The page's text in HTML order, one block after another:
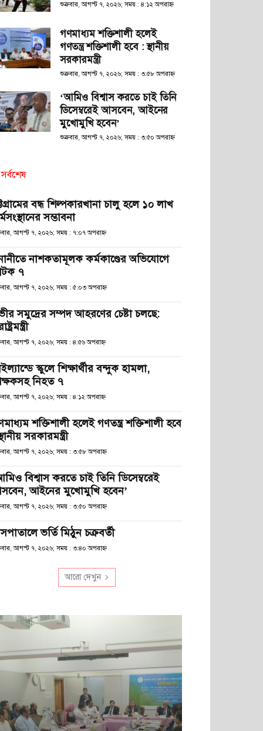
শুক্রবার, আগস্ট ৭, ২০২৬; সময় : ৪:১২ অপরাহ্ণ
গণমাধ্যম শক্তিশালী হলেই
গণতন্ত্র শক্তিশালী হবে : স্থানীয়
সরকারমন্ত্রী
শুক্রবার, আগস্ট ৭, ২০২৬; সময় : ৩:৫৮ অপরাহ্ণ
‘আমিও বিশ্বাস করতে চাই তিনি
ডিসেম্বরেই আসবেন, আইনের
মুখোমুখি হবেন’
শুক্রবার, আগস্ট ৭, ২০২৬; সময় : ৩:৫০ অপরাহ্ণ
সর্বশেষ
বন্ধ শিল্পকারখানা চালু হলে ১০ লাখ
সম্ভাবনা
আগস্ট ৭, ২০২৬; সময় : ৭:০৭ অপরাহ্ণ
নাশকতামূলক কর্মকাণ্ডের অভিযোগে
৭
আগস্ট ৭, ২০২৬; সময় : ৫:০৩ অপরাহ্ণ
সমুদ্রের সম্পদ আহরণের চেষ্টা চলছে:
আগস্ট ৭, ২০২৬; সময় : ৪:৫৬ অপরাহ্ণ
স্কুলে শিক্ষার্থীর বন্দুক হামলা,
নিহত ৭
আগস্ট ৭, ২০২৬; সময় : ৪:১২ অপরাহ্ণ
শক্তিশালী হলেই গণতন্ত্র শক্তিশালী হবে
সরকারমন্ত্রী
আগস্ট ৭, ২০২৬; সময় : ৩:৫৮ অপরাহ্ণ
বিশ্বাস করতে চাই তিনি ডিসেম্বরেই
আইনের মুখোমুখি হবেন’
আগস্ট ৭, ২০২৬; সময় : ৩:৫০ অপরাহ্ণ
ভর্তি মিঠুন চক্রবর্তী
আগস্ট ৭, ২০২৬; সময় : ৩:৪০ অপরাহ্ণ
আরো দেখুন